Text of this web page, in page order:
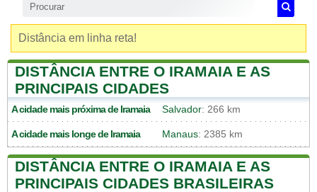
Distância em linha reta!
DISTÂNCIA ENTRE O IRAMAIA E AS
PRINCIPAIS CIDADES
A cidade mais próxima de Iramaia Salvador: 266 km
A cidade mais longe de Iramaia Manaus: 2385 km
DISTÂNCIA ENTRE O IRAMAIA E AS
PRINCIPAIS CIDADES BRASILEIRAS